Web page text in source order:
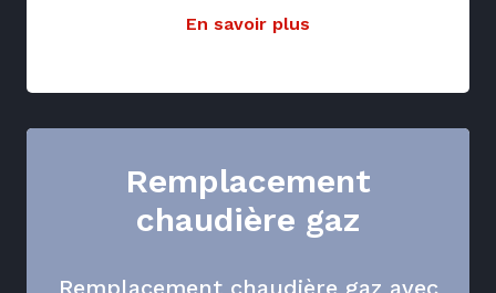
En savoir plus
Remplacement
chaudière gaz
Remplacement chaudière gaz avec